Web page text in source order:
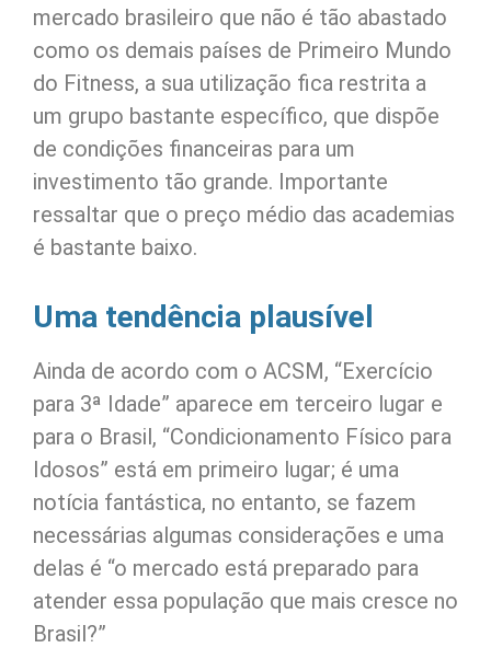
mercado brasileiro que não é tão abastado
como os demais países de Primeiro Mundo
do Fitness, a sua utilização fica restrita a
um grupo bastante específico, que dispõe
de condições financeiras para um
investimento tão grande. Importante
ressaltar que o preço médio das academias
é bastante baixo.
Uma tendência plausível
Ainda de acordo com o ACSM, “Exercício
para 3ª Idade” aparece em terceiro lugar e
para o Brasil, “Condicionamento Físico para
Idosos” está em primeiro lugar; é uma
notícia fantástica, no entanto, se fazem
necessárias algumas considerações e uma
delas é “o mercado está preparado para
atender essa população que mais cresce no
Brasil?”